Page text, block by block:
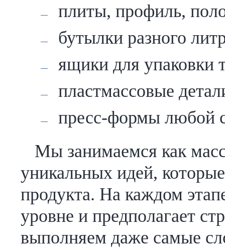
плиты, профиль,
бутылки разного
ящики для упаковки
пластмассовые
пресс-формы любой
Мы занимаемся как
уникальных идей,
продукта. На каждом
уровне и предполагает
выполняем даже самые